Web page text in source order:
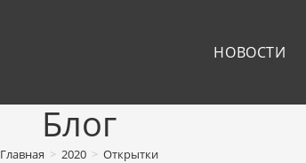
НОВОСТИ
Блог
Главная > 2020 > Открытки